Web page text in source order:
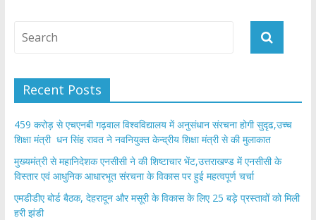
Recent Posts
459 करोड़ से एचएनबी गढ़वाल विश्वविद्यालय में अनुसंधान संरचना होगी सुदृढ,उच्च
शिक्षा मंत्री धन सिंह रावत ने नवनियुक्त केन्द्रीय शिक्षा मंत्री से की मुलाकात
मुख्यमंत्री से महानिदेशक एनसीसी ने की शिष्टाचार भेंट,उत्तराखण्ड में एनसीसी के
विस्तार एवं आधुनिक आधारभूत संरचना के विकास पर हुई महत्वपूर्ण चर्चा
एमडीडीए बोर्ड बैठक, देहरादून और मसूरी के विकास के लिए 25 बड़े प्रस्तावों को मिली
हरी झंडी